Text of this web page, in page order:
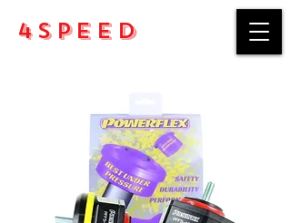
4Speed